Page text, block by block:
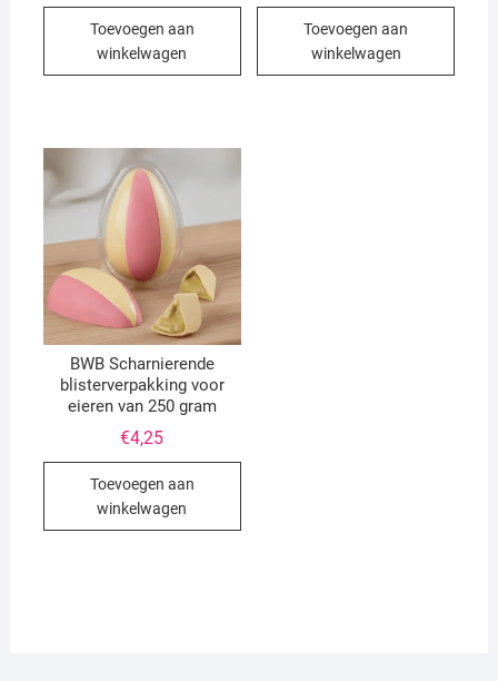
Toevoegen aan
winkelwagen
Toevoegen aan
winkelwagen
BWB Scharnierende
blisterverpakking voor
eieren van 250 gram
€4,25
Toevoegen aan
winkelwagen